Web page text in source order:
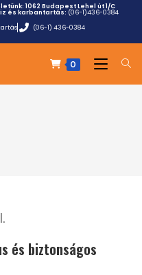
1062 Budapest Lehel út 1/C
és karbantartás: (06-1)436-0384
(06-1) 436-0384
0
és biztonságos